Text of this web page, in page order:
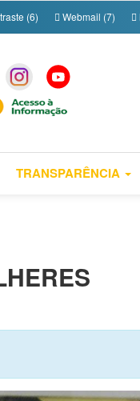
(6) Webmail (7)
TRANSPARÊNCIA